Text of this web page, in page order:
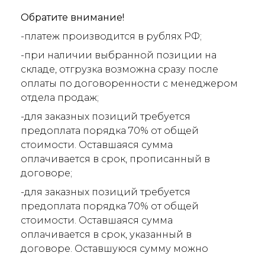
Обратите внимание!
-платеж производится в рублях РФ;
-при наличии выбранной позиции на
складе, отгрузка возможна сразу после
оплаты по договоренности с менеджером
отдела продаж;
-для заказных позиций требуется
предоплата порядка 70% от общей
стоимости. Оставшаяся сумма
оплачивается в срок, прописанный в
договоре;
-для заказных позиций требуется
предоплата порядка 70% от общей
стоимости. Оставшаяся сумма
оплачивается в срок, указанный в
договоре. Оставшуюся сумму можно